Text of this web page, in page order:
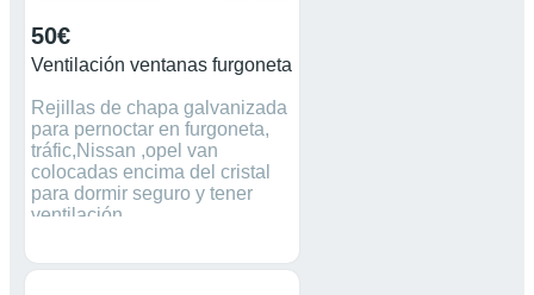
50€
Ventilación ventanas furgoneta
Rejillas de chapa galvanizada
para pernoctar en furgoneta,
tráfic,Nissan ,opel van
colocadas encima del cristal
para dormir seguro y tener
ventilación .